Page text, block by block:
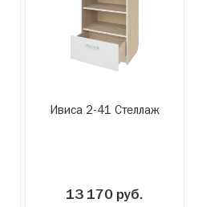
Ивиса 2-41 Стеллаж
13 170 руб.